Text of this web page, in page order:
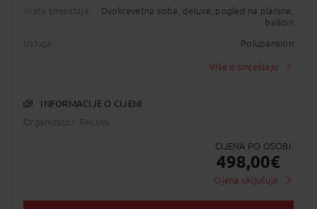
Vrsta smještaja:
Dvokrevetna soba, deluxe, pogled na planine,
balkon
Usluga: Polupansion
Više o smještaju
INFORMACIJE O CIJENI
Organizator: PALMA
CIJENA PO OSOBI
498,00€
Cijena uključuje